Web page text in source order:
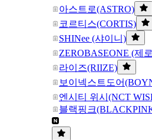
아스트로(ASTRO)
코르티스(CORTIS)
SHINee (샤이니)
ZEROBASEONE (제
라이즈(RIIZE)
보이넥스트도어
엔시티 위시(NCT
블랙핑크